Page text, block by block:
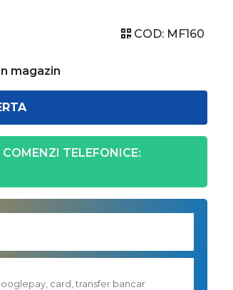
COD: MF160
magazin
TELEFONICE:
card, transfer bancar